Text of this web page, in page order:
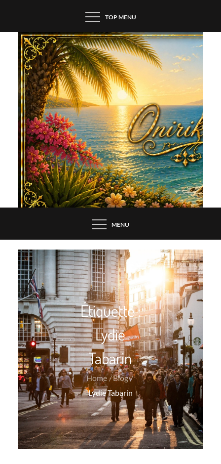
content
TOP MENU
MENU
Étiquette :
Lydie
Tabarin
Home
Blog
Lydie Tabarin